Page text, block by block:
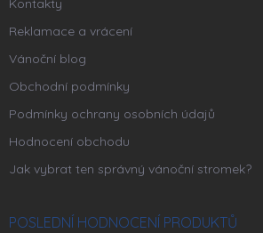
Kontakty
Reklamace a vrácení
Vánoční blog
Obchodní podmínky
Podmínky ochrany osobních údajů
Hodnocení obchodu
Jak vybrat ten správný vánoční stromek?
POSLEDNÍ HODNOCENÍ PRODUKTŮ